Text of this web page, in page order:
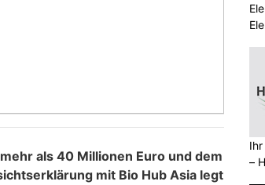
als 40 Millionen Euro und dem
mit Bio Hub Asia legt
–